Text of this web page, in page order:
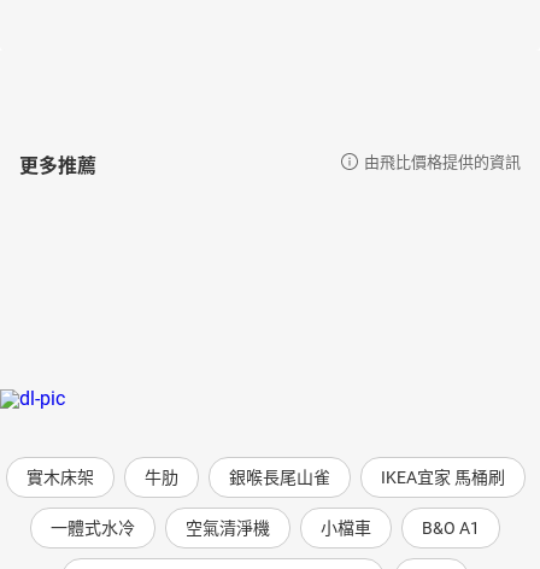
更多推薦 由飛比價格提供的資訊
實木床架 牛肋 銀喉長尾山雀 IKEA宜家 馬桶刷
一體式水冷 空氣清淨機 小檔車 B&O A1